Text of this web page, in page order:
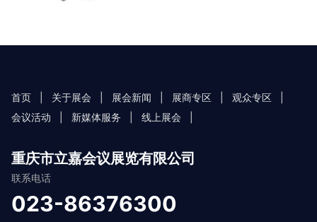
首页 关于展会 展会新闻 展商专区 观众专区
会议活动
新媒体服务 线上展会
重庆市立嘉会议展览有限公司
联系电话
023-86376300